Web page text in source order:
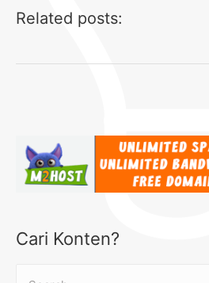
Related posts:
Cari Konten?